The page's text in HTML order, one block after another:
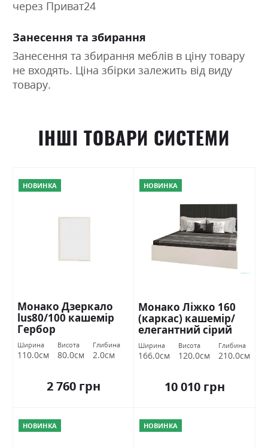
через Приват24
Занесення та збирання
Занесення та збирання меблів в ціну товару
не входять. Ціна збірки залежить від виду
товару.
ІНШІ ТОВАРИ СИСТЕМИ
НОВИНКА
Монако Дзеркало
lus80/100 кашемір
Гербор
Ширина
110.0см
Висота
80.0см
Глибина
2.0см
2 760 грн
НОВИНКА
Монако Ліжко 160
(каркас) кашемір/
елегантний сірий
софттач Гербор
Ширина
166.0см
Висота
120.0см
Глибина
210.0см
10 010 грн
НОВИНКА НОВИНКА